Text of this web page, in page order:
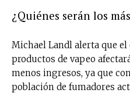
¿Quiénes serán los
Michael Landl alerta que
productos de vapeo
menos ingresos, ya que
población de fumadores